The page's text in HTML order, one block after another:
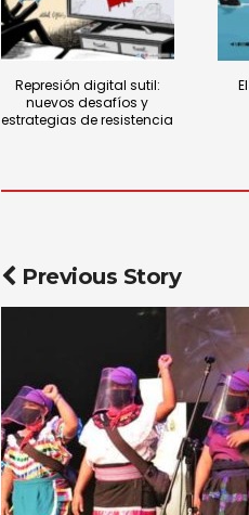
Represión digital sutil:
nuevos desafíos y
estrategias de resistencia
Previous Story